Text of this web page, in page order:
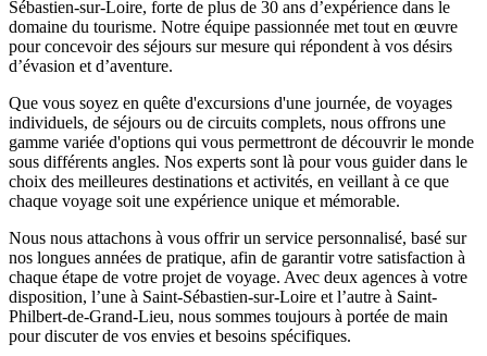
Sébastien-sur-Loire, forte de plus de 30 ans d’expérience dans le
domaine du tourisme. Notre équipe passionnée met tout en œuvre
pour concevoir des séjours sur mesure qui répondent à vos désirs
d’évasion et d’aventure.
Que vous soyez en quête d'excursions d'une journée, de voyages
individuels, de séjours ou de circuits complets, nous offrons une
gamme variée d'options qui vous permettront de découvrir le monde
sous différents angles. Nos experts sont là pour vous guider dans le
choix des meilleures destinations et activités, en veillant à ce que
chaque voyage soit une expérience unique et mémorable.
Nous nous attachons à vous offrir un service personnalisé, basé sur
nos longues années de pratique, afin de garantir votre satisfaction à
chaque étape de votre projet de voyage. Avec deux agences à votre
disposition, l’une à Saint-Sébastien-sur-Loire et l’autre à Saint-
Philbert-de-Grand-Lieu, nous sommes toujours à portée de main
pour discuter de vos envies et besoins spécifiques.